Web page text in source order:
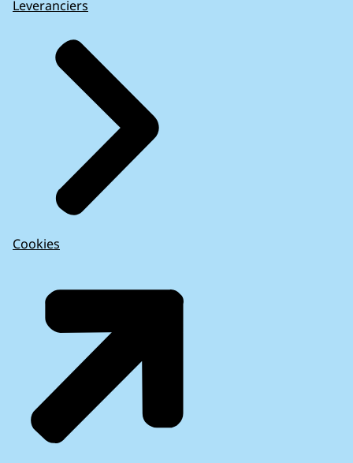
Leveranciers
Cookies